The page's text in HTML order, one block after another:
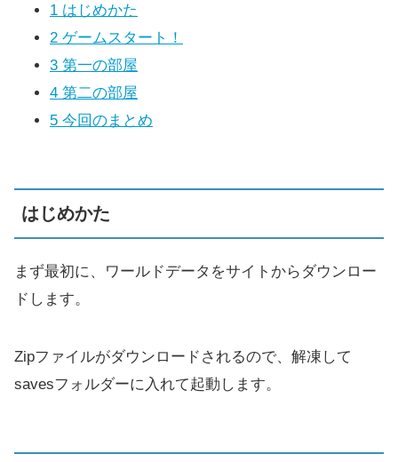
1 はじめかた
2 ゲームスタート！
3 第一の部屋
4 第二の部屋
5 今回のまとめ
はじめかた
まず最初に、ワールドデータをサイトからダウンロー
ドします。
Zipファイルがダウンロードされるので、解凍して
savesフォルダーに入れて起動します。